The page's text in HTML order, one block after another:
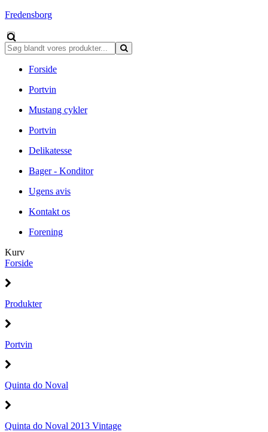
Fredensborg
Forside
Portvin
Mustang cykler
Portvin
Delikatesse
Bager - Konditor
Ugens avis
Kontakt os
Forening
Kurv
Forside
Produkter
Portvin
Quinta do Noval
Quinta do Noval 2013 Vintage